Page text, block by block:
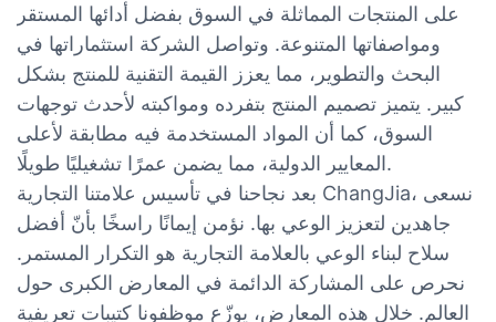
على المنتجات المماثلة في السوق بفضل أدائها المستقر
ومواصفاتها المتنوعة. وتواصل الشركة استثماراتها في
البحث والتطوير، مما يعزز القيمة التقنية للمنتج بشكل
كبير. يتميز تصميم المنتج بتفرده ومواكبته لأحدث توجهات
السوق، كما أن المواد المستخدمة فيه مطابقة لأعلى
المعايير الدولية، مما يضمن عمرًا تشغيليًا طويلًا.
بعد نجاحنا في تأسيس علامتنا التجارية ChangJia، نسعى
جاهدين لتعزيز الوعي بها. نؤمن إيمانًا راسخًا بأنّ أفضل
سلاح لبناء الوعي بالعلامة التجارية هو التكرار المستمر.
نحرص على المشاركة الدائمة في المعارض الكبرى حول
العالم. خلال هذه المعارض، يوزّع موظفونا كتيبات تعريفية